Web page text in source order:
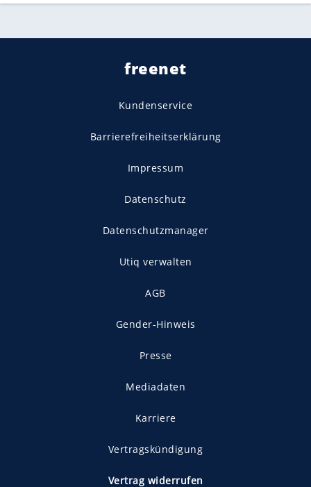
freenet
Kundenservice
Barrierefreiheitserklärung
Impressum
Datenschutz
Datenschutzmanager
Utiq verwalten
AGB
Gender-Hinweis
Presse
Mediadaten
Karriere
Vertragskündigung
Vertrag widerrufen